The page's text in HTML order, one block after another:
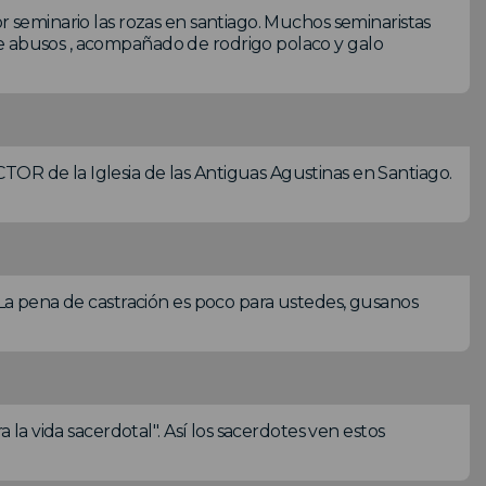
las rozas en santiago. Muchos seminaristas
, acompañado de rodrigo polaco y galo
de la Iglesia de las Antiguas Agustinas en Santiago.
pena de castración es poco para ustedes, gusanos
vida sacerdotal". Así los sacerdotes ven estos